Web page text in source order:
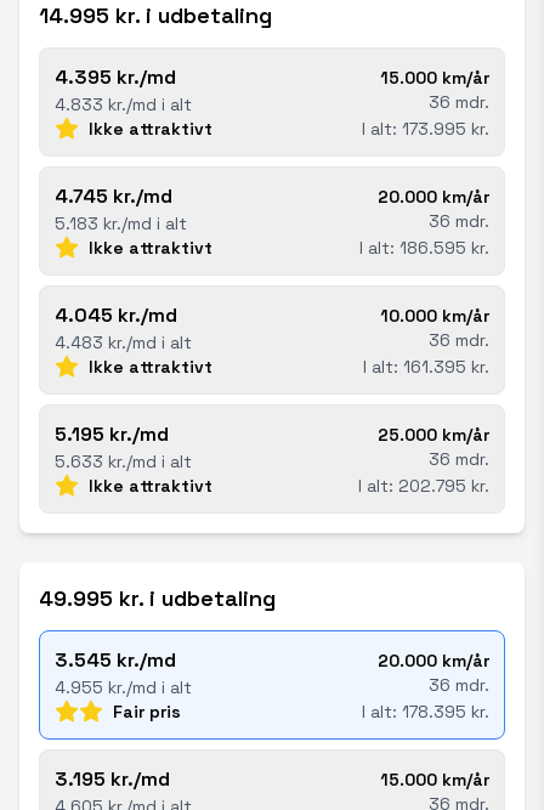
14.995 kr. i udbetaling
4.395 kr./md
4.833 kr./md i alt
15.000 km/år
36 mdr.
Ikke attraktivt
I alt: 173.995 kr.
4.745 kr./md
5.183 kr./md i alt
20.000 km/år
36 mdr.
Ikke attraktivt
I alt: 186.595 kr.
4.045 kr./md
4.483 kr./md i alt
10.000 km/år
36 mdr.
Ikke attraktivt
I alt: 161.395 kr.
5.195 kr./md
5.633 kr./md i alt
25.000 km/år
36 mdr.
Ikke attraktivt
I alt: 202.795 kr.
49.995 kr. i udbetaling
3.545 kr./md
4.955 kr./md i alt
20.000 km/år
36 mdr.
Fair pris
I alt: 178.395 kr.
3.195 kr./md
15.000 km/år
36 mdr.